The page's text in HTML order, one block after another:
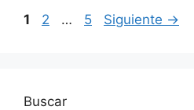
Página
1 Página
2 … Página
5 Siguiente →
Buscar